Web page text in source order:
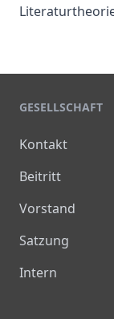
GESELLSCHAFT
Kontakt
Beitritt
Vorstand
Satzung
Intern